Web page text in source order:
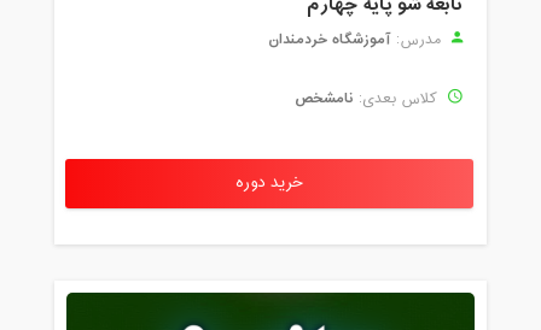
مدرس: آموزشگاه خردمندان
کلاس بعدی: نامشخص
خرید دوره